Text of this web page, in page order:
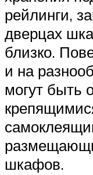
рейлинги,
дверцах
близко.
и на
могут быть
шкафов.